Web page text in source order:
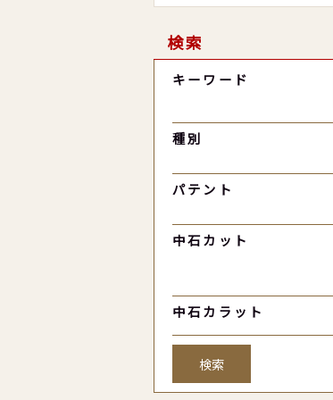
検索
キーワード
種別
パテント
中石カット
中石カラット
検索